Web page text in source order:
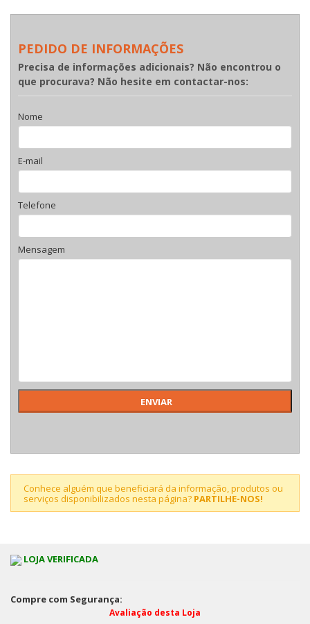
PEDIDO DE INFORMAÇÕES
Precisa de informações adicionais? Não encontrou o
que procurava? Não hesite em contactar-nos:
Nome
E-mail
Telefone
Mensagem
Conhece alguém que beneficiará da informação, produtos ou
serviços disponibilizados nesta página? PARTILHE-NOS!
LOJA VERIFICADA
Compre com Segurança:
Avaliação desta Loja